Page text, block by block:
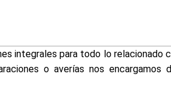
integrales para todo lo relacionado
o averías nos encargamos